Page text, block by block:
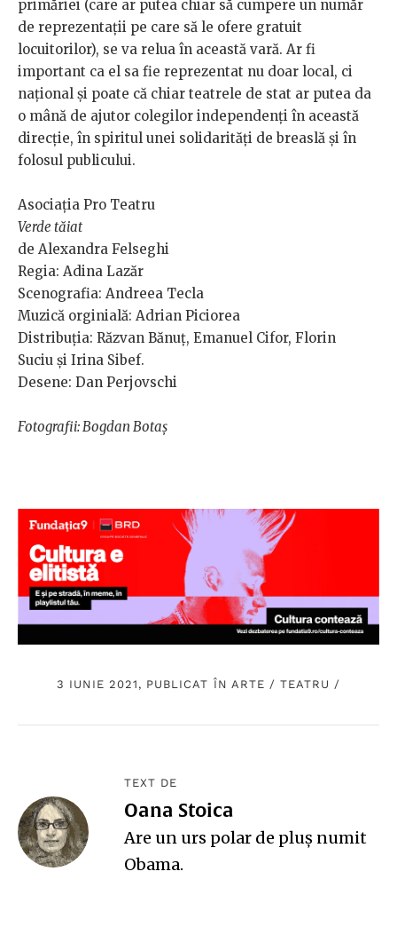
primăriei (care ar putea chiar să cumpere un număr
de reprezentații pe care să le ofere gratuit
locuitorilor), se va relua în această vară. Ar fi
important ca el sa fie reprezentat nu doar local, ci
național și poate că chiar teatrele de stat ar putea da
o mână de ajutor colegilor independenți în această
direcție, în spiritul unei solidarități de breaslă și în
folosul publicului.
Asociația Pro Teatru
Verde tăiat
de Alexandra Felseghi
Regia: Adina Lazăr
Scenografia: Andreea Tecla
Muzică orginială: Adrian Piciorea
Distribuția: Răzvan Bănuț, Emanuel Cifor, Florin
Suciu și Irina Sibef.
Desene: Dan Perjovschi
Fotografii: Bogdan Botaș
3 IUNIE 2021, PUBLICAT ÎN ARTE / TEATRU /
TEXT DE
Oana Stoica
Are un urs polar de pluş numit
Obama.